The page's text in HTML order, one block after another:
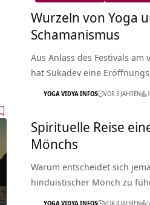
Wurzeln von Yoga
Schamanismus
Aus Anlass des Festivals
hat Sukadev eine
YOGA VIDYA INFOS VOR 3 JAHREN
Spirituelle Reise
Mönchs
Warum entscheidet sich
hinduistischer Mönch zu